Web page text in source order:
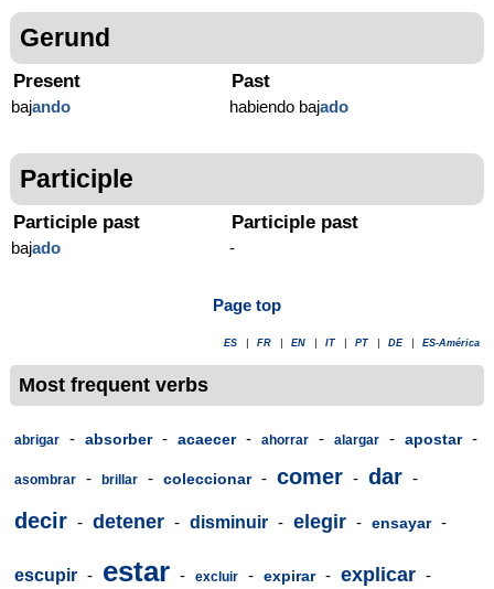
Gerund
Present
bajando
Past
habiendo bajado
Participle
Participle past
bajado
Participle past
-
Page top
ES FR EN IT PT DE ES-América
Most frequent verbs
abrigar - absorber - acaecer - ahorrar - alargar - apostar -
asombrar - brillar - coleccionar - comer - dar -
decir - detener - disminuir - elegir - ensayar -
escupir - estar - excluir - expirar - explicar -